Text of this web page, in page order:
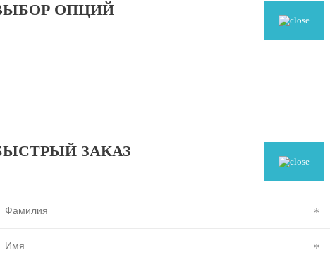
ОПЦИЙ
ЗАКАЗ